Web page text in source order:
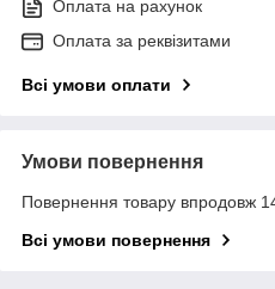
Оплата на рахунок
Оплата за реквізитами
Всі умови оплати
Умови повернення
Повернення товару впродовж
Всі умови повернення